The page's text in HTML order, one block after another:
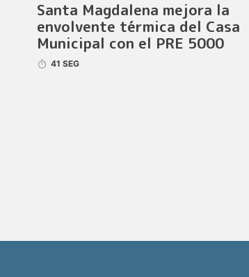
Santa Magdalena mejora la
envolvente térmica del Casa
Municipal con el PRE 5000
41 SEG